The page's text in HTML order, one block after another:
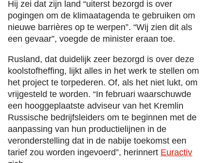
Hij zei dat zijn land “uiterst bezorgd is over
pogingen om de klimaatagenda te gebruiken om
nieuwe barrières op te werpen”. “Wij zien dit als
een gevaar”, voegde de minister eraan toe.
Rusland, dat duidelijk zeer bezorgd is over deze
koolstofheffing, lijkt alles in het werk te stellen om
het project te torpederen. Of, als het niet lukt, om
vrijgesteld te worden. “In februari waarschuwde
een hooggeplaatste adviseur van het Kremlin
Russische bedrijfsleiders om te beginnen met de
aanpassing van hun productielijnen in de
veronderstelling dat in de nabije toekomst een
tarief zou worden ingevoerd”, herinnert Euractiv